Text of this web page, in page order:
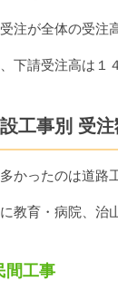
注が全体の受注
下請受注高は１
工事別 受注
かったのは道路
教育・病院、治
間工事